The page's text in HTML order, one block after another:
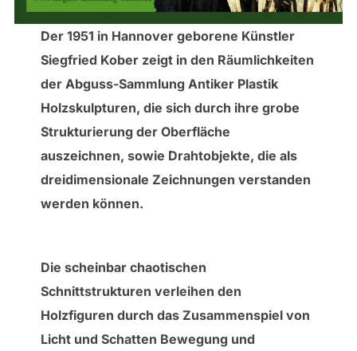
Der 1951 in Hannover geborene Künstler
Siegfried Kober zeigt in den Räumlichkeiten
der Abguss-Sammlung Antiker Plastik
Holzskulpturen, die sich durch ihre grobe
Strukturierung der Oberfläche
auszeichnen, sowie Drahtobjekte, die als
dreidimensionale Zeichnungen verstanden
werden können.
Die scheinbar chaotischen
Schnittstrukturen verleihen den
Holzfiguren durch das Zusammenspiel von
Licht und Schatten Bewegung und